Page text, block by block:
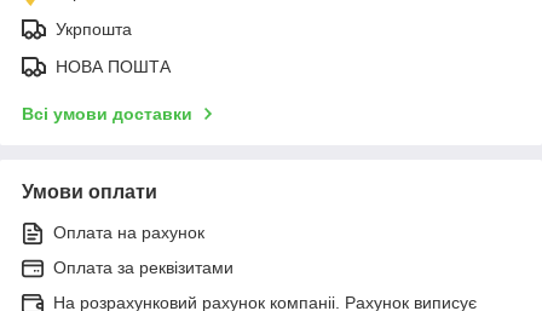
Укрпошта
НОВА ПОШТА
Всі умови доставки
Умови оплати
Оплата на рахунок
Оплата за реквізитами
На розрахунковий рахунок компаніі. Рахунок виписує